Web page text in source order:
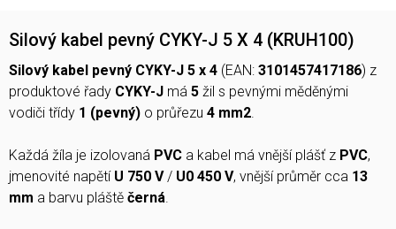
Silový kabel pevný CYKY-J 5 X 4 (KRUH100)
Silový kabel pevný CYKY-J 5 x 4 (EAN: 3101457417186) z
produktové řady CYKY-J má 5 žil s pevnými měděnými
vodiči třídy 1 (pevný) o průřezu 4 mm2.
Každá žíla je izolovaná PVC a kabel má vnější plášť z PVC,
jmenovité napětí U 750 V/ U0 450 V, vnější průměr cca 13
mm a barvu pláště černá.